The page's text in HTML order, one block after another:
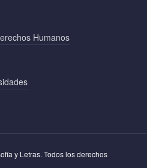
Humanos
y Letras. Todos los derechos